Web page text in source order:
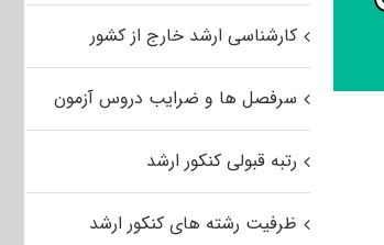
کارشناسی ارشد خارج از کشور
سرفصل ها و ضرایب دروس آزمون
رتبه قبولی کنکور ارشد
ظرفیت رشته های کنکور ارشد